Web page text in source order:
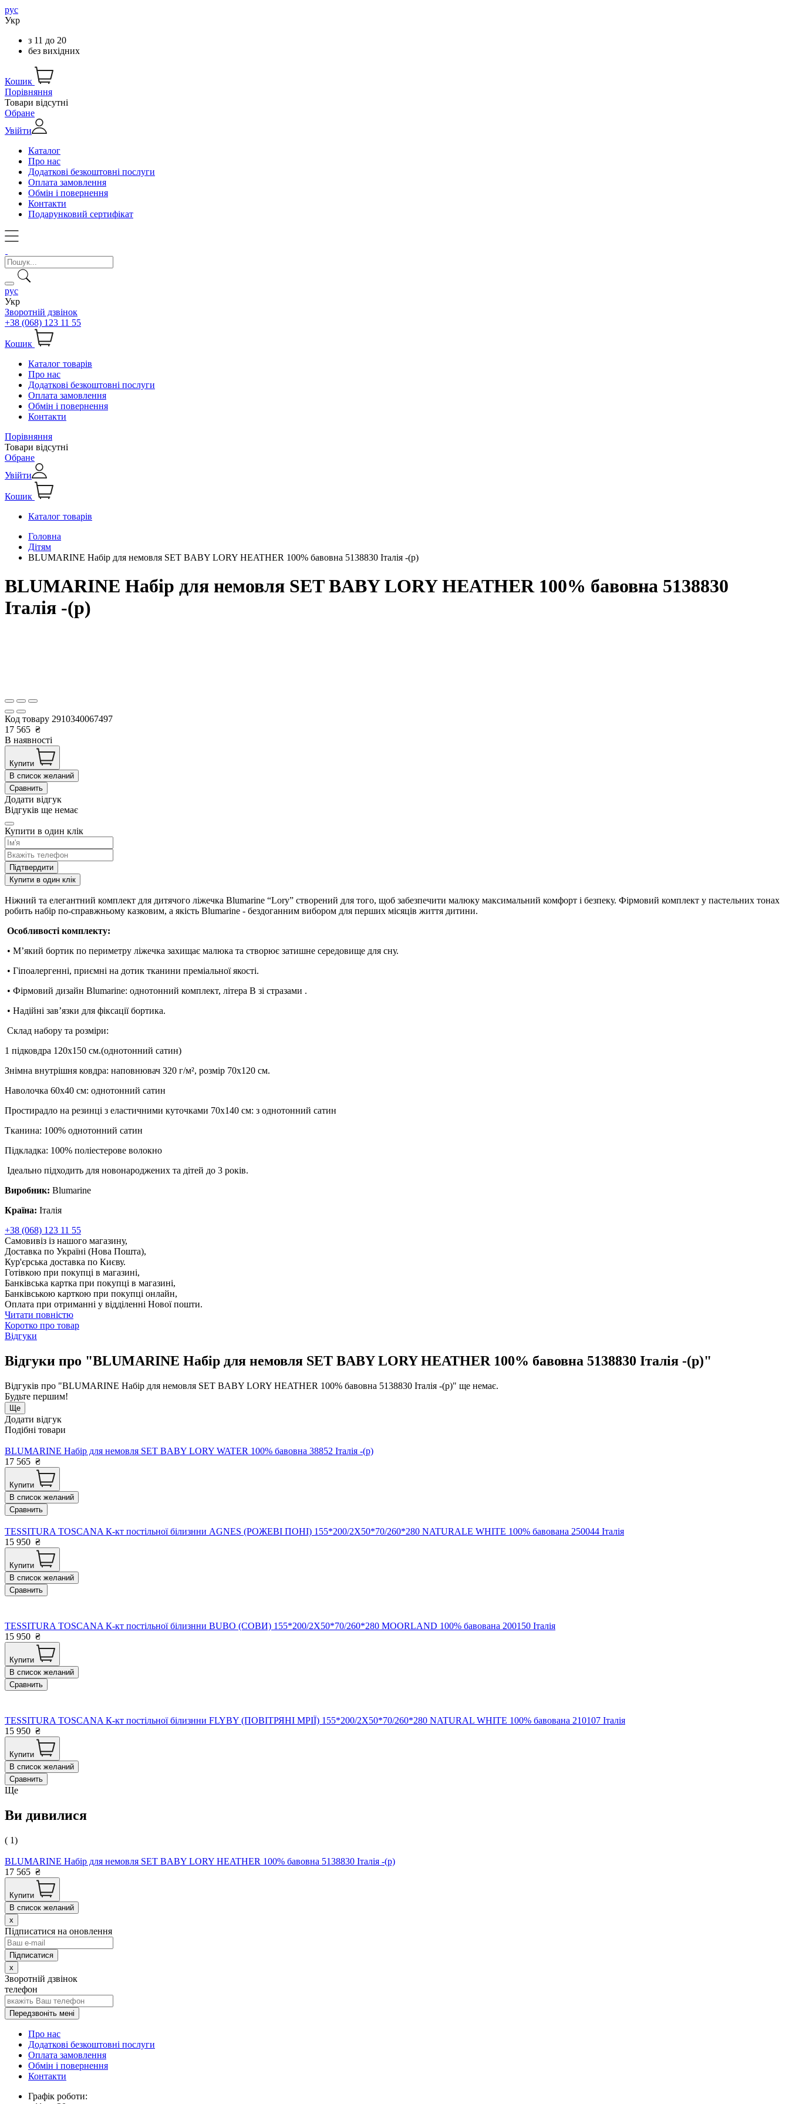
рус
Укр
з 11 до 20
без вихідних
Кошик
Порівняння
Товари відсутні
Обране
Увійти
Каталог
Про нас
Додаткові безкоштовні послуги
Оплата замовлення
Обмін і повернення
Контакти
Подарунковий сертифікат
рус
Укр
Зворотній дзвінок
+38 (068) 123 11 55
Кошик
Каталог товарів
Про нас
Додаткові безкоштовні послуги
Оплата замовлення
Обмін і повернення
Контакти
Порівняння
Товари відсутні
Обране
Увійти
Кошик
Каталог товарів
Головна
Дітям
BLUMARINE Набір для немовля SET BABY LORY HEATHER 100% бавовна 5138830 Італія -(р)
BLUMARINE Набір для немовля SET BABY LORY HEATHER 100% бавовна 5138830
Італія -(р)
Код товару 2910340067497
17 565 ₴
В наявності
Купити
В список желаний
Сравнить
Додати відгук
Відгуків ще немає
Купити в один клік
Підтвердити
Купити в один клік
Ніжний та елегантний комплект для дитячого ліжечка Blumarine “Lory” створений для того, щоб забезпечити малюку максимальний комфорт і безпеку. Фірмовий комплект у пастельних тонах
робить набір по-справжньому казковим, а якість Blumarine - бездоганним вибором для перших місяців життя дитини.
Особливості комплекту:
• М’який бортик по периметру ліжечка захищає малюка та створює затишне середовище для сну.
• Гіпоалергенні, приємні на дотик тканини преміальної якості.
• Фірмовий дизайн Blumarine: однотонний комплект, літера B зі стразами .
• Надійні зав’язки для фіксації бортика.
Склад набору та розміри:
1 підковдра 120x150 см.(однотонний сатин)
Знімна внутрішня ковдра: наповнювач 320 г/м², розмір 70x120 см.
Наволочка 60x40 см: однотонний сатин
Простирадло на резинці з еластичними куточками 70x140 см: з однотонний сатин
Тканина: 100% однотонний сатин
Підкладка: 100% поліестерове волокно
Ідеально підходить для новонароджених та дітей до 3 років.
Виробник: Blumarine
Країна: Італія
+38 (068) 123 11 55
Самовивіз із нашого магазину,
Доставка по Україні (Нова Пошта),
Кур'єрська доставка по Києву.
Готівкою при покупці в магазині,
Банківська картка при покупці в магазині,
Банківською карткою при покупці онлайн,
Оплата при отриманні у відділенні Нової пошти.
Читати повністю
Коротко про товар
Відгуки
Відгуки про "BLUMARINE Набір для немовля SET BABY LORY HEATHER 100% бавовна 5138830 Італія -(р)"
Відгуків про "BLUMARINE Набір для немовля SET BABY LORY HEATHER 100% бавовна 5138830 Італія -(р)" ще немає.
Будьте першим!
Ще
Додати відгук
Подібні товари
BLUMARINE Набір для немовля SET BABY LORY WATER 100% бавовна 38852 Італія -(р)
17 565 ₴
Купити
В список желаний
Сравнить
TESSITURA TOSCANA К-кт постільної білизнни AGNES (РОЖЕВІ ПОНІ) 155*200/2Х50*70/260*280 NATURALE WHITE 100% бавована 250044 Італія
15 950 ₴
Купити
В список желаний
Сравнить
TESSITURA TOSCANA К-кт постільної білизнни BUBO (СОВИ) 155*200/2Х50*70/260*280 MOORLAND 100% бавована 200150 Італія
15 950 ₴
Купити
В список желаний
Сравнить
TESSITURA TOSCANA К-кт постільної білизнни FLYBY (ПОВІТРЯНІ МРІЇ) 155*200/2Х50*70/260*280 NATURAL WHITE 100% бавована 210107 Італія
15 950 ₴
Купити
В список желаний
Сравнить
Ще
Ви дивилися
( 1)
BLUMARINE Набір для немовля SET BABY LORY HEATHER 100% бавовна 5138830 Італія -(р)
17 565 ₴
Купити
В список желаний
x
Підписатися на оновлення
x
Зворотній дзвінок
телефон
Передзвоніть мені
Про нас
Додаткові безкоштовні послуги
Оплата замовлення
Обмін і повернення
Контакти
Графік роботи: